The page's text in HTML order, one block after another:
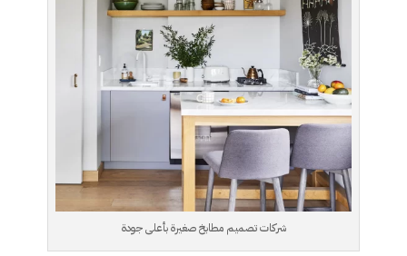
شركات تصميم مطابخ صغيرة بأعلى جودة